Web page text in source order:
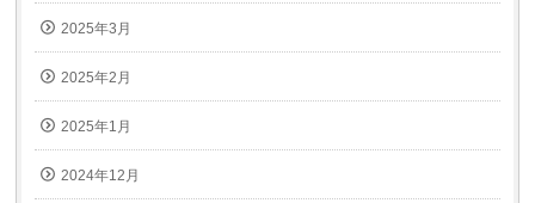
2025年3月
2025年2月
2025年1月
2024年12月